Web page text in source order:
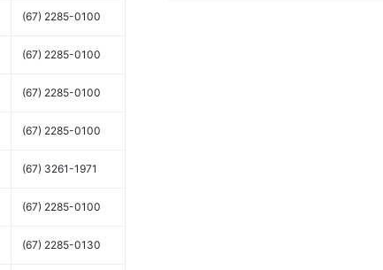
(67) 2285-0100
(67) 2285-0100
(67) 2285-0100
(67) 2285-0100
(67) 3261-1971
(67) 2285-0100
(67) 2285-0130